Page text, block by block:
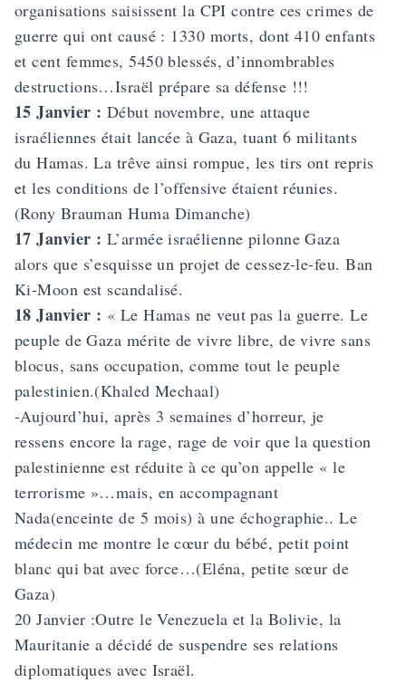
organisations saisissent la CPI contre ces crimes de
guerre qui ont causé : 1330 morts, dont 410 enfants
et cent femmes, 5450 blessés, d’innombrables
destructions…Israël prépare sa défense !!!
15 Janvier : Début novembre, une attaque
israéliennes était lancée à Gaza, tuant 6 militants
du Hamas. La trêve ainsi rompue, les tirs ont repris
et les conditions de l’offensive étaient réunies.
(Rony Brauman Huma Dimanche)
17 Janvier : L’armée israélienne pilonne Gaza
alors que s’esquisse un projet de cessez-le-feu. Ban
Ki-Moon est scandalisé.
18 Janvier : « Le Hamas ne veut pas la guerre. Le
peuple de Gaza mérite de vivre libre, de vivre sans
blocus, sans occupation, comme tout le peuple
palestinien.(Khaled Mechaal)
-Aujourd’hui, après 3 semaines d’horreur, je
ressens encore la rage, rage de voir que la question
palestinienne est réduite à ce qu’on appelle « le
terrorisme »…mais, en accompagnant
Nada(enceinte de 5 mois) à une échographie.. Le
médecin me montre le cœur du bébé, petit point
blanc qui bat avec force…(Eléna, petite sœur de
Gaza)
20 Janvier :Outre le Venezuela et la Bolivie, la
Mauritanie a décidé de suspendre ses relations
diplomatiques avec Israël.